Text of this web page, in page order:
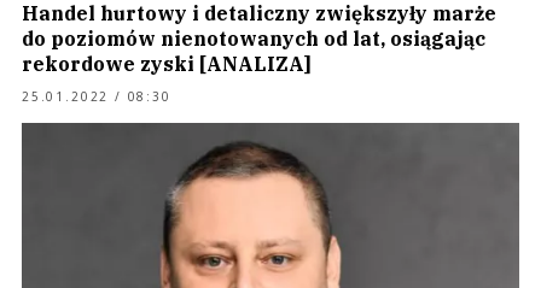
Handel hurtowy i detaliczny zwiększyły marże
do poziomów nienotowanych od lat, osiągając
rekordowe zyski [ANALIZA]
25.01.2022 / 08:30